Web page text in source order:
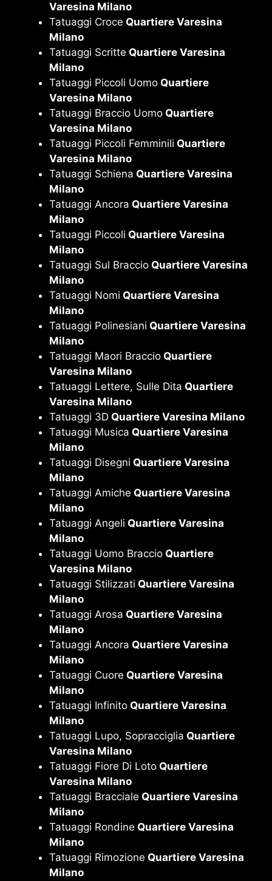
Varesina Milano
Tatuaggi Croce Quartiere Varesina
Milano
Tatuaggi Scritte Quartiere Varesina
Milano
Tatuaggi Piccoli Uomo Quartiere
Varesina Milano
Tatuaggi Braccio Uomo Quartiere
Varesina Milano
Tatuaggi Piccoli Femminili Quartiere
Varesina Milano
Tatuaggi Schiena Quartiere Varesina
Milano
Tatuaggi Ancora Quartiere Varesina
Milano
Tatuaggi Piccoli Quartiere Varesina
Milano
Tatuaggi Sul Braccio Quartiere Varesina
Milano
Tatuaggi Nomi Quartiere Varesina
Milano
Tatuaggi Polinesiani Quartiere Varesina
Milano
Tatuaggi Maori Braccio Quartiere
Varesina Milano
Tatuaggi Lettere, Sulle Dita Quartiere
Varesina Milano
Tatuaggi 3D Quartiere Varesina Milano
Tatuaggi Musica Quartiere Varesina
Milano
Tatuaggi Disegni Quartiere Varesina
Milano
Tatuaggi Amiche Quartiere Varesina
Milano
Tatuaggi Angeli Quartiere Varesina
Milano
Tatuaggi Uomo Braccio Quartiere
Varesina Milano
Tatuaggi Stilizzati Quartiere Varesina
Milano
Tatuaggi Arosa Quartiere Varesina
Milano
Tatuaggi Ancora Quartiere Varesina
Milano
Tatuaggi Cuore Quartiere Varesina
Milano
Tatuaggi Infinito Quartiere Varesina
Milano
Tatuaggi Lupo, Sopracciglia Quartiere
Varesina Milano
Tatuaggi Fiore Di Loto Quartiere
Varesina Milano
Tatuaggi Bracciale Quartiere Varesina
Milano
Tatuaggi Rondine Quartiere Varesina
Milano
Tatuaggi Rimozione Quartiere Varesina
Milano